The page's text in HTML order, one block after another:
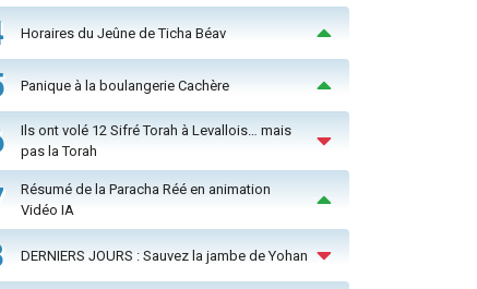
Horaires du Jeûne de Ticha Béav
Panique à la boulangerie Cachère
Ils ont volé 12 Sifré Torah à Levallois… mais
pas la Torah
Résumé de la Paracha Réé en animation
Vidéo IA
DERNIERS JOURS : Sauvez la jambe de Yohan